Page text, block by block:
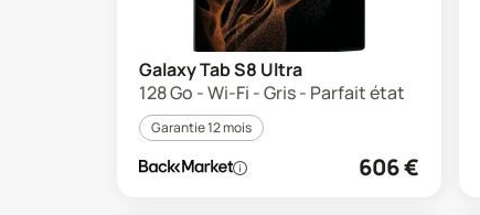
Galaxy Tab S8 Ultra
128 Go - Wi-Fi - Gris - Parfait état
Garantie 12 mois
606€